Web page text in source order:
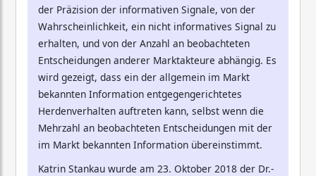
der Präzision der informativen Signale, von der
Wahrscheinlichkeit, ein nicht informatives Signal zu
erhalten, und von der Anzahl an beobachteten
Entscheidungen anderer Marktakteure abhängig. Es
wird gezeigt, dass ein der allgemein im Markt
bekannten Information entgegengerichtetes
Herdenverhalten auftreten kann, selbst wenn die
Mehrzahl an beobachteten Entscheidungen mit der
im Markt bekannten Information übereinstimmt.
Katrin Stankau wurde am 23. Oktober 2018 der Dr.-